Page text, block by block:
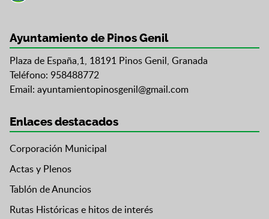
Ayuntamiento de Pinos Genil
Plaza de España,1, 18191 Pinos Genil, Granada
Teléfono: 958488772
Email: ayuntamientopinosgenil@gmail.com
Enlaces destacados
Corporación Municipal
Actas y Plenos
Tablón de Anuncios
Rutas Históricas e hitos de interés